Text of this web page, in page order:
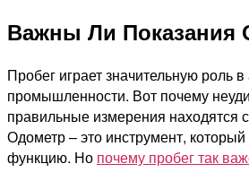
Важны Ли Показания
Пробег играет значительную роль
промышленности. Вот почему
правильные измерения находятся
Одометр – это инструмент,
функцию. Но почему пробег так